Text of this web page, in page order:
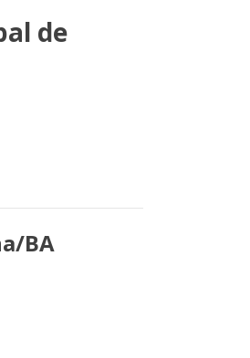
de
BA